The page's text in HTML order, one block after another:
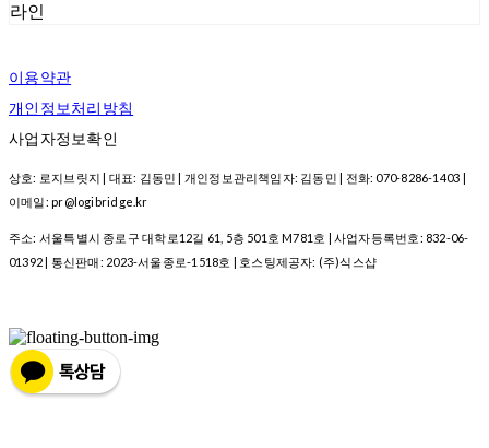
라인
이용약관
개인정보처리방침
사업자정보확인
상호: 로지브릿지 | 대표: 김동민 | 개인정보관리책임자: 김동민 | 전화: 070-8286-1403 |
이메일: pr@logibridge.kr
주소: 서울특별시 종로구 대학로12길 61, 5층 501호 M781호 | 사업자등록번호: 832-06-
01392 | 통신판매: 2023-서울종로-1518호 | 호스팅제공자: (주)식스샵